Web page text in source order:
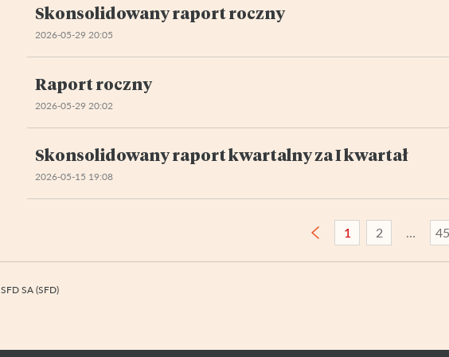
Skonsolidowany raport roczny
2026-05-29 20:05
Raport roczny
2026-05-29 20:02
Skonsolidowany raport kwartalny za I kwartał
2026-05-15 19:08
1 2 45
SFD SA (SFD)